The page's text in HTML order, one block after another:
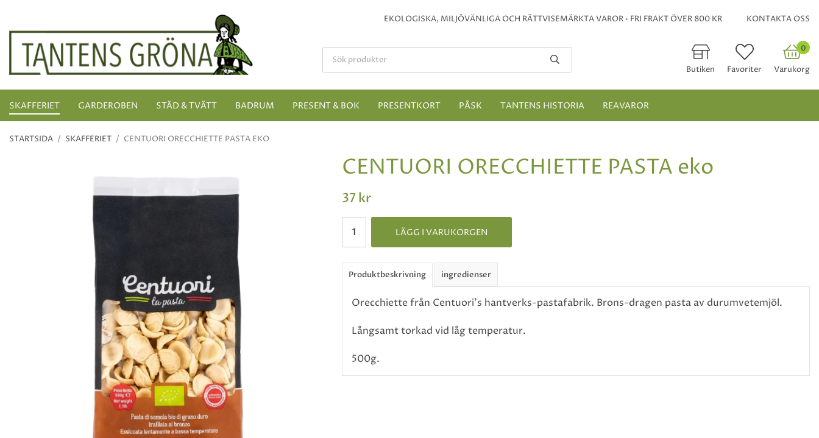
EKOLOGISKA, MILJÖVÄNLIGA OCH RÄTTVISEMÄRKTA VAROR • FRI FRAKT ÖVER 800 KR KONTAKTA OSS
Butiken Favoriter
0
Varukorg
SKAFFERIET GARDEROBEN STÄD & TVÄTT BADRUM PRESENT & BOK PRESENTKORT PÅSK TANTENS HISTORIA REAVAROR
STARTSIDA / SKAFFERIET / CENTUORI ORECCHIETTE PASTA EKO
CENTUORI ORECCHIETTE PASTA eko
37 kr
LÄGG I VARUKORGEN
Produktbeskrivning ingredienser
Orecchiette från Centuori's hantverks-pastafabrik. Brons-dragen pasta av durumvetemjöl.
Långsamt torkad vid låg temperatur.
500g.